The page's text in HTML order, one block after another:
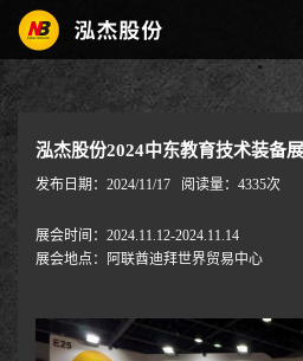
泓杰股份2024中东教育技术装备
发布日期：2024/11/17 阅读量：4335次
展会时间：2024.11.12-2024.11.14
展会地点：阿联酋迪拜世界贸易中心